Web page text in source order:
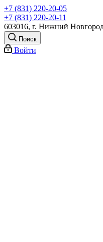
+7 (831) 220-20-05
+7 (831) 220-20-11
603016, г. Нижний
Поиск
Войти